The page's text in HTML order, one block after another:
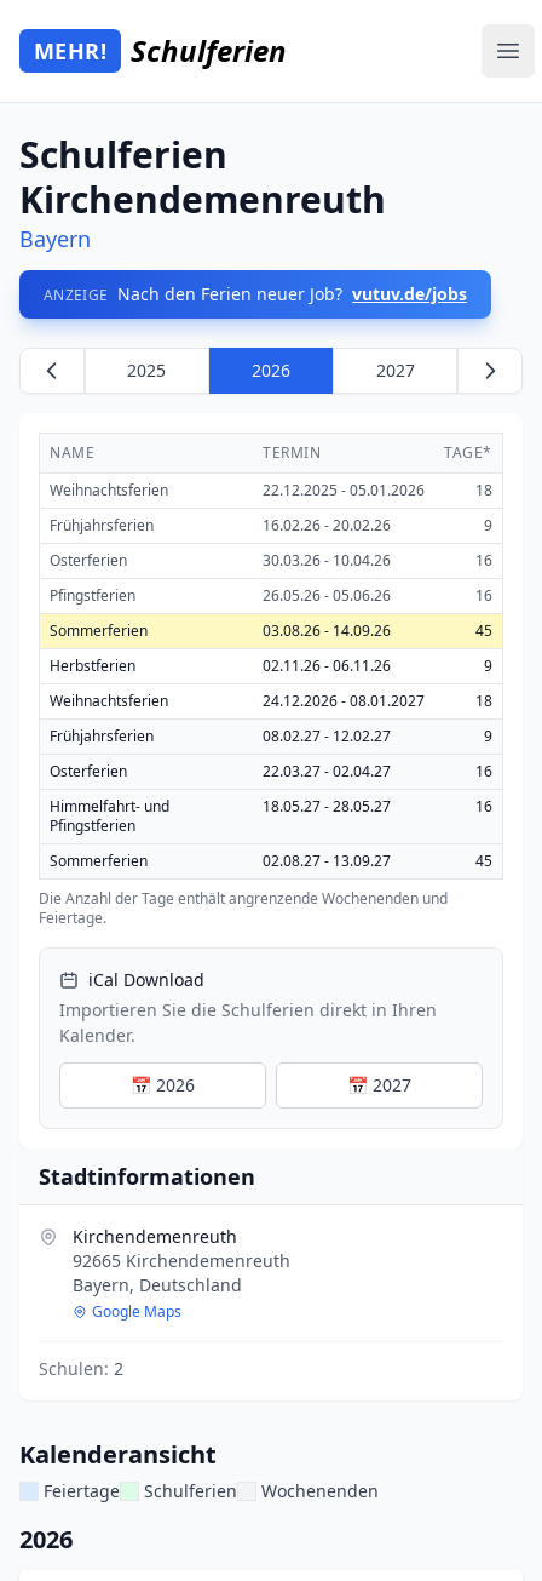
Zum Hauptinhalt springen
Mehr Schulferien
MEHR! Schulferien
Schulferien
Kirchendemenreuth
Bayern
ANZEIGE Nach den Ferien neuer Job? vutuv.de/jobs
2025 2026 2027
NAME TERMIN
TAGE*
Weihnachtsferien
22.12.2025 - 05.01.2026
18
Frühjahrsferien
16.02.26 - 20.02.26
9
Osterferien
30.03.26 - 10.04.26
16
Pfingstferien
26.05.26 - 05.06.26
16
Sommerferien
03.08.26 - 14.09.26
45
Herbstferien
02.11.26 - 06.11.26
9
Weihnachtsferien
24.12.2026 - 08.01.2027
18
Frühjahrsferien
08.02.27 - 12.02.27
9
Osterferien
22.03.27 - 02.04.27
16
Himmelfahrt- und
Pfingstferien
18.05.27 - 28.05.27 16
Sommerferien 02.08.27 - 13.09.27
45
Die Anzahl der Tage enthält angrenzende Wochenenden und
Feiertage.
iCal Download
Importieren Sie die Schulferien direkt in Ihren
Kalender.
📅 2026 📅 2027
Stadtinformationen
Kirchendemenreuth
92665 Kirchendemenreuth
Bayern, Deutschland
Google Maps
Schulen: 2
Kalenderansicht
Feiertage Schulferien Wochenenden
2026